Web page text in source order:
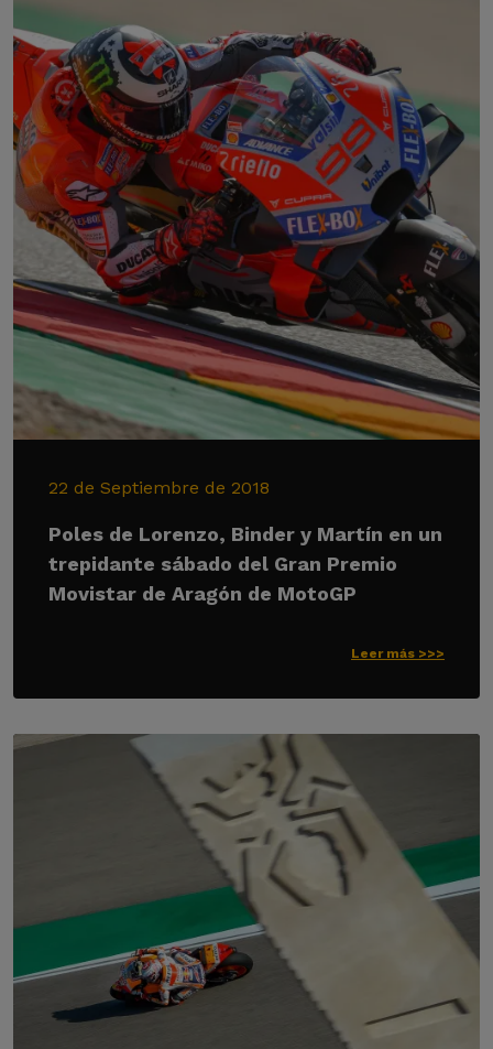
22 de Septiembre de 2018
Poles de Lorenzo, Binder y Martín en un
trepidante sábado del Gran Premio
Movistar de Aragón de MotoGP
Leer más >>>